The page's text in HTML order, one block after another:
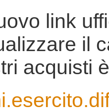
link
il
acquisti